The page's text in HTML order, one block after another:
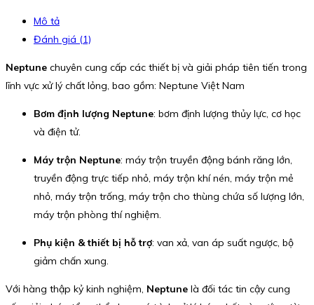
Mô tả
Đánh giá (1)
Neptune chuyên cung cấp các thiết bị và giải pháp tiên tiến trong
lĩnh vực xử lý chất lỏng, bao gồm: Neptune Việt Nam
Bơm định lượng Neptune: bơm định lượng thủy lực, cơ học
và điện tử.
Máy trộn Neptune: máy trộn truyền động bánh răng lớn,
truyền động trực tiếp nhỏ, máy trộn khí nén, máy trộn mẻ
nhỏ, máy trộn trống, máy trộn cho thùng chứa số lượng lớn,
máy trộn phòng thí nghiệm.
Phụ kiện & thiết bị hỗ trợ: van xả, van áp suất ngược, bộ
giảm chấn xung.
Với hàng thập kỷ kinh nghiệm, Neptune là đối tác tin cậy cung